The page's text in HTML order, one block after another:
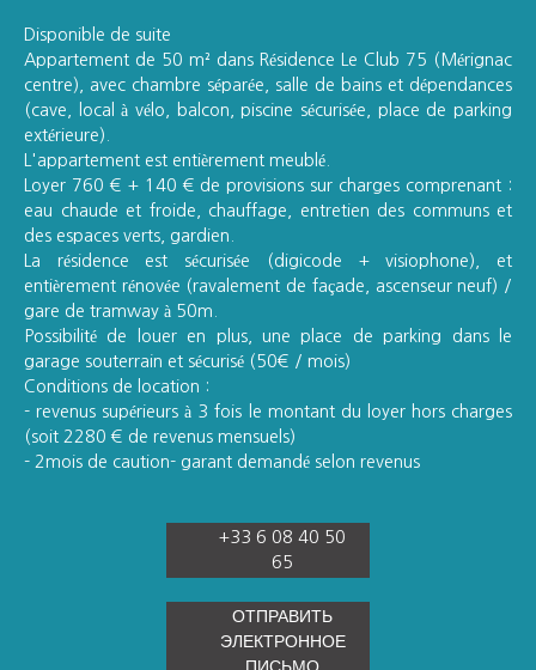
Disponible de suite
Appartement de 50 m² dans Résidence Le Club 75 (Mérignac
centre), avec chambre séparée, salle de bains et dépendances
(cave, local à vélo, balcon, piscine sécurisée, place de parking
extérieure).
L'appartement est entièrement meublé.
Loyer 760 € + 140 € de provisions sur charges comprenant :
eau chaude et froide, chauffage, entretien des communs et
des espaces verts, gardien.
La résidence est sécurisée (digicode + visiophone), et
entièrement rénovée (ravalement de façade, ascenseur neuf) /
gare de tramway à 50m.
Possibilité de louer en plus, une place de parking dans le
garage souterrain et sécurisé (50€ / mois)
Conditions de location :
- revenus supérieurs à 3 fois le montant du loyer hors charges
(soit 2280 € de revenus mensuels)
- 2mois de caution- garant demandé selon revenus
+33 6 08 40 50
65
ОТПРАВИТЬ
ЭЛЕКТРОННОЕ
ПИСЬМО